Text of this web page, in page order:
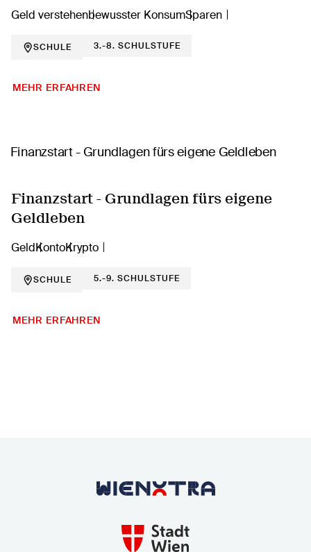
Geld verstehenbewusster KonsumSparen
SCHULE 3.-8. SCHULSTUFE
MEHR ERFAHREN
Finanzstart - Grundlagen fürs eigene
Geldleben
GeldKontoKrypto
SCHULE 5.-9. SCHULSTUFE
MEHR ERFAHREN
Zurück zur Startseite